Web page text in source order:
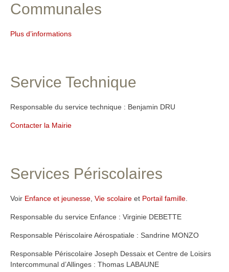
Communales
Plus d’informations
Service Technique
Responsable du service technique : Benjamin DRU
Contacter la Mairie
Services Périscolaires
Voir Enfance et jeunesse Vie scolaire et Portail famille
Responsable du service Enfance : Virginie DEBETTE
Responsable Périscolaire Aérospatiale : Sandrine MONZO
Responsable Périscolaire Joseph Dessaix et Centre de Loisirs
Intercommunal d’Allinges : Thomas LABAUNE